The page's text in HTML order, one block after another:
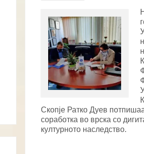
Скопје Ратко Дуев
соработка во врска со
културното наследство.